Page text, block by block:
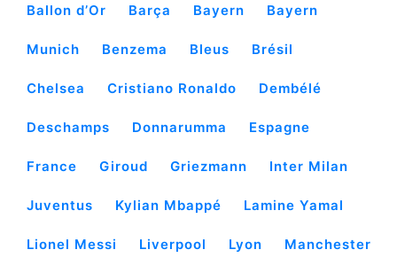
Ballon d’Or Barça Bayern Bayern
Munich Benzema Bleus Brésil
Chelsea Cristiano Ronaldo Dembélé
Deschamps Donnarumma Espagne
France Giroud Griezmann Inter Milan
Juventus Kylian Mbappé Lamine Yamal
Lionel Messi Liverpool Lyon Manchester